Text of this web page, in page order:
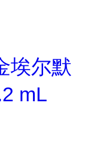
埃尔默
mL